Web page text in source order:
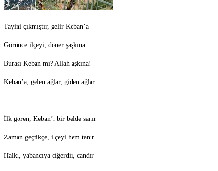
Tayini çıkmıştır, gelir Keban’a
Görünce ilçeyi, döner şaşkına
Burası Keban mı? Allah aşkına!
Keban’a; gelen ağlar, giden ağlar...
İlk gören, Keban’ı bir belde sanır
Zaman geçtikçe, ilçeyi hem tanır
Halkı, yabancıya ciğerdir, candır